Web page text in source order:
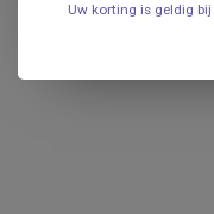
Uw korting is geldig